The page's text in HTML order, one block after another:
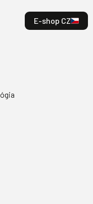
E-shop CZ